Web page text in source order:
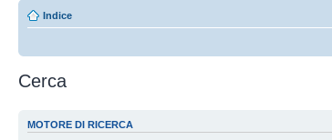
Indice
Cerca
MOTORE DI RICERCA